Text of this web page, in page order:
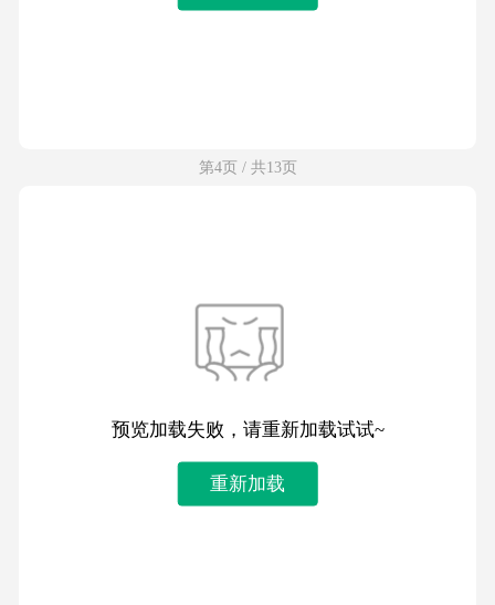
第4页 / 共13页
预览加载失败，请重新加载试试~
重新加载